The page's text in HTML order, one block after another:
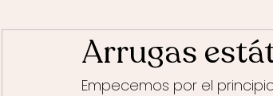
Arrugas
Empecemos por el